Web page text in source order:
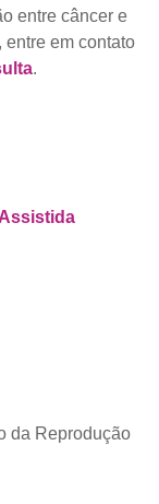
entre câncer e
em contato
.
da Reprodução